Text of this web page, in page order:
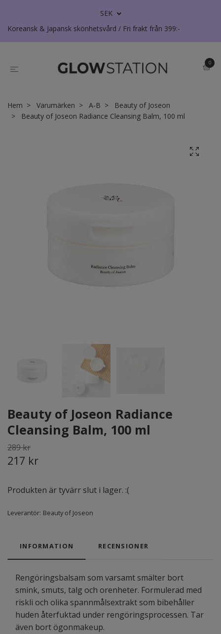
SEK
Koreansk & Japansk skönhetsvård / Fri frakt från 399:-
0
Hem Varumärken A-B
Beauty of Joseon
Beauty of Joseon Radiance Cleansing Balm, 100 ml
Beauty of Joseon Radiance
Cleansing Balm, 100 ml
289 kr
217 kr
Produkten är tyvärr slut i lager. :(
Leverantör: Beauty of Joseon
INFORMATION RECENSIONER
Rengöringsbalsam som varsamt smälter bort
smink, smuts, talg och orenheter. Formulerad med
riskli och olika spannmålsextrakt som bibehåller
huden återfuktad under rengöringsprocessen. Tar
även bort ögonmakeup.